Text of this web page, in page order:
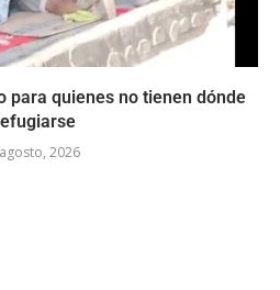
para quienes no tienen dónde
2026